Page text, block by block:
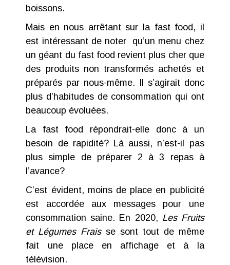
boissons.
Mais en nous arrêtant sur la fast food, il
est intéressant de noter qu’un menu chez
un géant du fast food revient plus cher que
des produits non transformés achetés et
préparés par nous-même. Il s’agirait donc
plus d’habitudes de consommation qui ont
beaucoup évoluées.
La fast food répondrait-elle donc à un
besoin de rapidité? Là aussi, n’est-il pas
plus simple de préparer 2 à 3 repas à
l’avance?
C’est évident, moins de place en publicité
est accordée aux messages pour une
consommation saine. En 2020, Les Fruits
et Légumes Fraisse sont tout de même
fait une place en affichage et à la
télévision.